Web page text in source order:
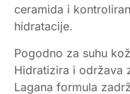
ceramida i
hidratacije.
Pogodno za suhu
Hidratizira i održava
Lagana formula